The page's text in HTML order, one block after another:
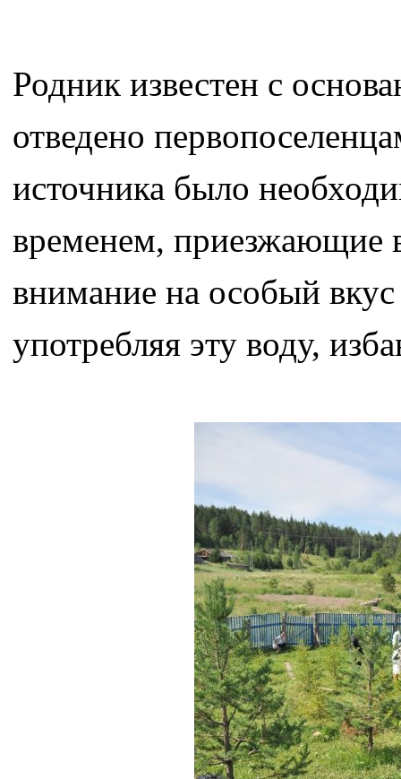
Родник известен с
отведено
источника было
временем, приезжающие
внимание на особый
употребляя эту воду,